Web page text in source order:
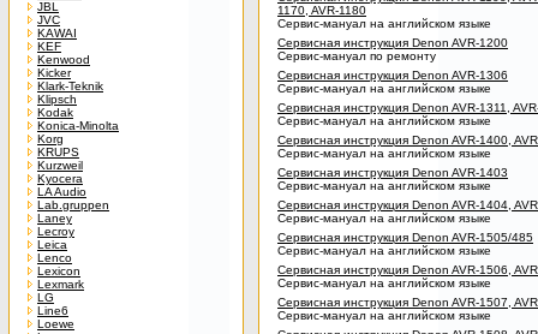
JBL
JVC
KAWAI
KEF
Kenwood
Kicker
Klark-Teknik
Klipsch
Kodak
Konica-Minolta
Korg
KRUPS
Kurzweil
Kyocera
LA Audio
Lab.gruppen
Laney
Lecroy
Leica
Lenco
Lexicon
Lexmark
LG
Line6
Loewe
1170, AVR-1180
Сервис-мануал на английском языке
Сервисная инструкция Denon AVR-1200
Сервис-мануал по ремонту
Сервисная инструкция Denon AVR-1306
Сервис-мануал на английском языке
Сервисная инструкция Denon AVR-1311,
Сервис-мануал на английском языке
Сервисная инструкция Denon AVR-1400,
Сервис-мануал на английском языке
Сервисная инструкция Denon AVR-1403
Сервис-мануал на английском языке
Сервисная инструкция Denon AVR-1404,
Сервис-мануал на английском языке
Сервисная инструкция Denon AVR-1505/485
Сервис-мануал на английском языке
Сервисная инструкция Denon AVR-1506,
Сервис-мануал на английском языке
Сервисная инструкция Denon AVR-1507,
Сервис-мануал на английском языке